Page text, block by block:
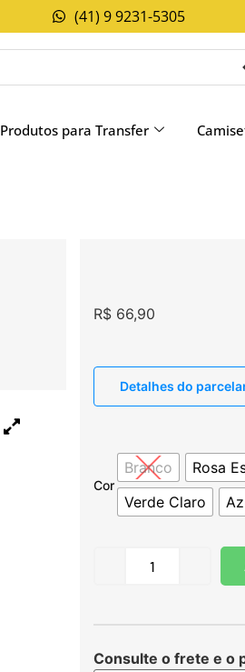
(41) 9 9231-5305
Produtos para Transfer
R$66,90
Detalhes do
Cor
Branco Rosa
Verde Claro
Consulte o frete e o